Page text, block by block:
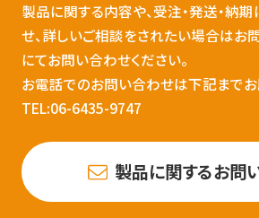
製品に関する内容や、受注・発送・納
せ、詳しいご相談をされたい場合はお
にてお問い合わせください。
お電話でのお問い合わせは下記までお
TEL:06-6435-9747
製品に関するお問